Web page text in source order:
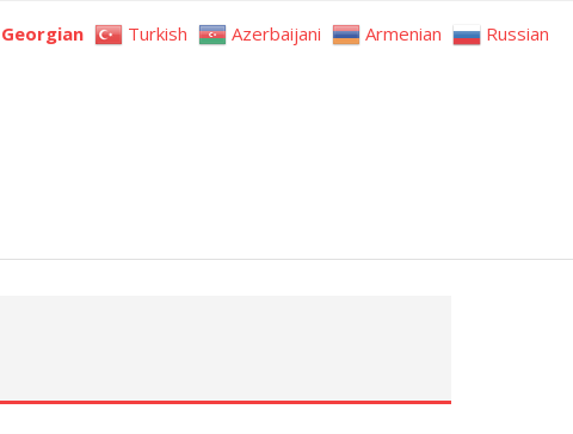
Georgian Turkish Azerbaijani Armenian Russian